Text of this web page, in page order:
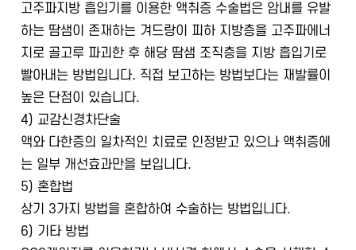
고주파지방 흡입기를 이용한 액취증 수술법은 암내를 유발
하는 땀샘이 존재하는 겨드랑이 피하 지방층을 고주파에너
지로 골고루 파괴한 후 해당 땀샘 조직층을 지방 흡입기로
빨아내는 방법입니다. 직접 보고하는 방법보다는 재발률이
높은 단점이 있습니다.
4) 교감신경차단술
액와 다한증의 일차적인 치료로 인정받고 있으나 액취증에
는 일부 개선효과만을 보입니다.
5) 혼합법
상기 3가지 방법을 혼합하여 수술하는 방법입니다.
6) 기타 방법